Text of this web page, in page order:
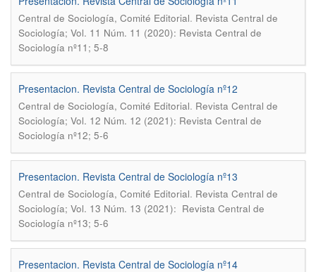
Central de Sociología, Comité Editorial. Revista Central de
Sociología; Vol. 11 Núm. 11 (2020): Revista Central de
Sociología nº11; 5-8
Presentacion. Revista Central de Sociología nº12
Central de Sociología, Comité Editorial. Revista Central de
Sociología; Vol. 12 Núm. 12 (2021): Revista Central de
Sociología nº12; 5-6
Presentacion. Revista Central de Sociología nº13
Central de Sociología, Comité Editorial. Revista Central de
Sociología; Vol. 13 Núm. 13 (2021): Revista Central de
Sociología nº13; 5-6
Presentacion. Revista Central de Sociología nº14